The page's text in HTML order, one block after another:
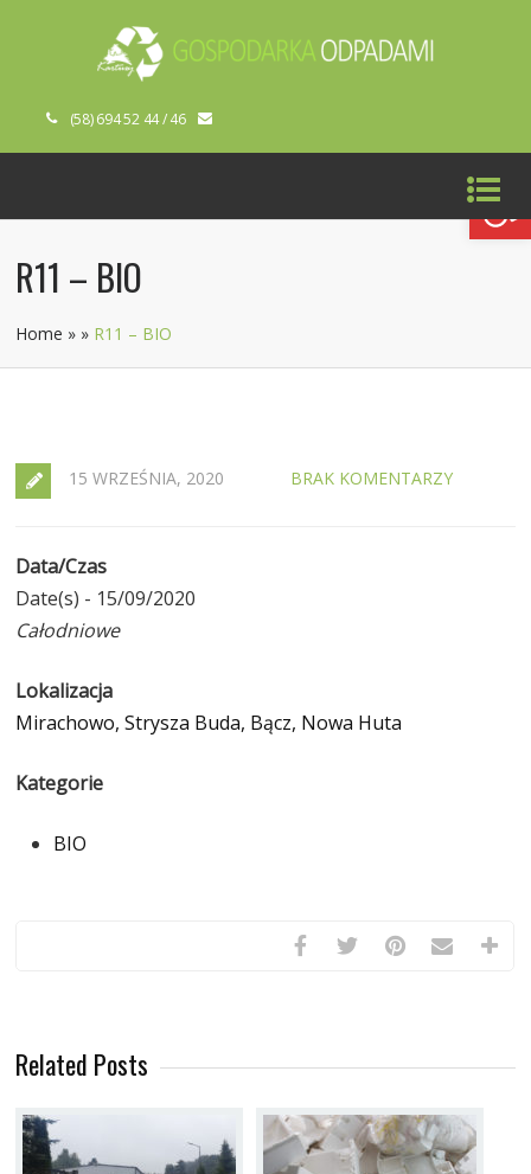
Open toolbar
(58) 694 52 44 / 46
R11 – BIO
Home » » R11 – BIO
15 WRZEŚNIA, 2020 BRAK KOMENTARZY
Data/Czas
Date(s) - 15/09/2020
Całodniowe
Lokalizacja
Mirachowo, Strysza Buda, Bącz, Nowa Huta
Kategorie
BIO
Related Posts